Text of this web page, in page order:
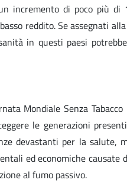
incremento di poco più di
reddito. Se assegnati
in questi paesi
Mondiale Senza
le generazioni
devastanti per la salute,
ed economiche causate
al fumo passivo.